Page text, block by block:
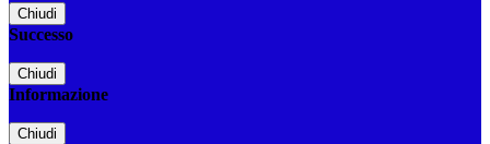
Chiudi
Successo
Chiudi
Informazione
Chiudi